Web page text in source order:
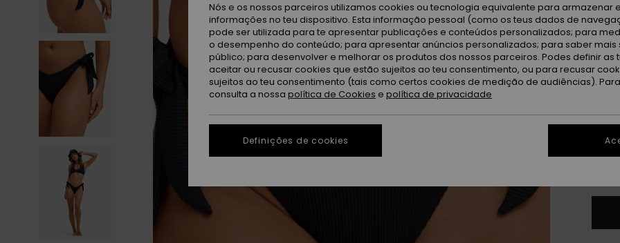
Cor
XS
Nós e os nossos parceiros utilizamos cookies ou tecnologia equivalente para armazenar
informações no teu dispositivo. Esta informação pessoal (como os teus dados de
pode ser utilizada para te apresentar publicações e conteúdos personalizados; para
o desempenho do conteúdo; para apresentar anúncios personalizados; para saber mais
público; para desenvolver e melhorar os produtos dos nossos parceiros. Podes definir as
aceitar ou recusar cookies que estão sujeitos ao teu consentimento, ou para recusar
sujeitos ao teu consentimento (tais como certos cookies de medição de audiências).
consulta a nossa política de Cookies e política de privacidade
Definições de cookies